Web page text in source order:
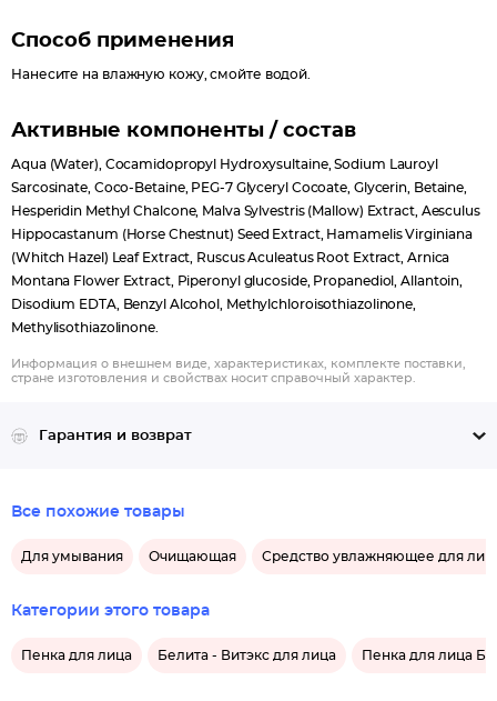
Способ применения
Нанесите на влажную кожу, смойте водой.
Активные компоненты / состав
Aqua (Water), Cocamidopropyl Hydroxysultaine, Sodium Lauroyl
Sarcosinate, Coco-Betaine, PEG-7 Glyceryl Cocoate, Glycerin, Betaine,
Hesperidin Methyl Chalcone, Malva Sylvestris (Mallow) Extract, Aesculus
Hippocastanum (Horse Chestnut) Seed Extract, Hamamelis Virginiana
(Whitch Hazel) Leaf Extract, Ruscus Aculeatus Root Extract, Arnica
Montana Flower Extract, Piperonyl glucoside, Propanediol, Allantoin,
Disodium EDTA, Benzyl Alcohol, Methylchloroisothiazolinone,
Methylisothiazolinone.
Информация о внешнем виде, характеристиках, комплекте поставки,
стране изготовления и свойствах носит справочный характер.
Гарантия и возврат
Все похожие товары
Для умывания Очищающая Средство увлажняющее для
Категории этого товара
Пенка для лица Белита - Витэкс для лица Пенка для лица